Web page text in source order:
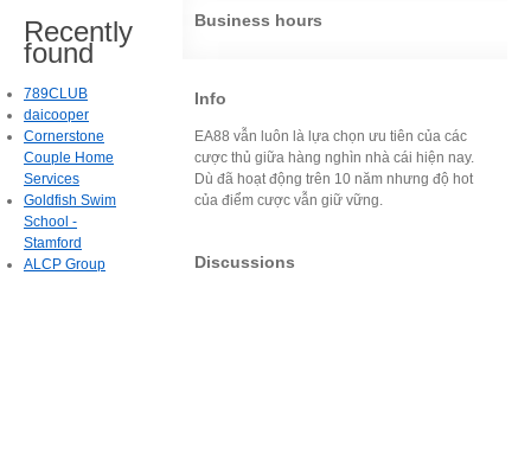
Business hours
Info
EA88 vẫn luôn là lựa chọn ưu tiên của các
cược thủ giữa hàng nghìn nhà cái hiện nay.
Dù đã hoạt động trên 10 năm nhưng độ hot
của điểm cược vẫn giữ vững.
Discussions
Recently
found
789CLUB
daicooper
Cornerstone
Couple Home
Services
Goldfish Swim
School -
Stamford
ALCP Group